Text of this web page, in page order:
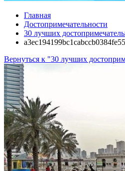
Главная
Достопримечательности
30 лучших
Вернуться к "30 лучших